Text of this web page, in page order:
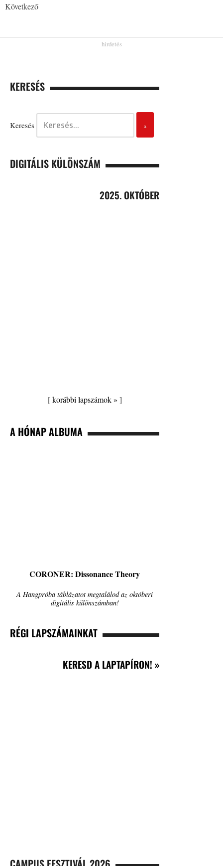
Következő
KERESÉS
Keresés
DIGITÁLIS KÜLÖNSZÁM
2025. OKTÓBER
[korábbi lapszámok » ]
A HÓNAP ALBUMA
CORONER: Dissonance Theory
A Hangpróba táblázatot megtalálod az októberi
digitális különszámban!
RÉGI LAPSZÁMAINKAT
KERESD A LAPTAPÍRON! »